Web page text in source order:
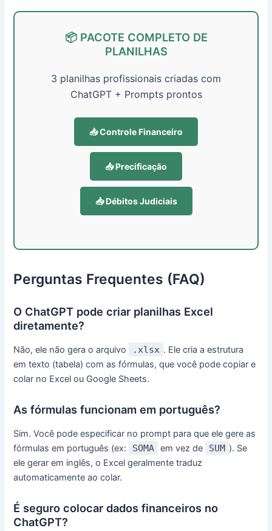
📦 PACOTE COMPLETO DE
PLANILHAS
3 planilhas profissionais criadas com
ChatGPT + Prompts prontos
📥 Controle Financeiro
📥 Precificação
📥 Débitos Judiciais
Perguntas Frequentes (FAQ)
O ChatGPT pode criar planilhas Excel
diretamente?
Não, ele não gera o arquivo .xlsx . Ele cria a estrutura
em texto (tabela) com as fórmulas, que você pode copiar e
colar no Excel ou Google Sheets.
As fórmulas funcionam em português?
Sim. Você pode especificar no prompt para que ele gere as
fórmulas em português (ex:
SOMA em vez de SUM ). Se
ele gerar em inglês, o Excel geralmente traduz
automaticamente ao colar.
É seguro colocar dados financeiros no
ChatGPT?